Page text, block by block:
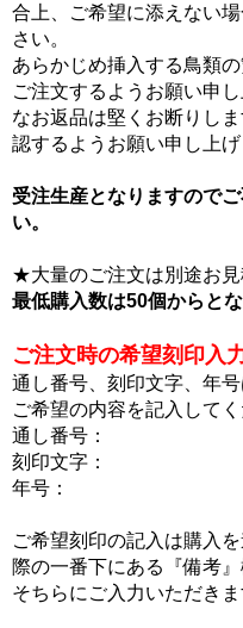
合上、ご希望に添えない
さい。
あらかじめ挿入する鳥類
ご注文するようお願い申し
なお返品は堅くお断りし
認するようお願い申し上げ
受注生産となりますので
い。
★大量のご注文は別途お見
最低購入数は50個からとな
ご注文時の希望刻印入
通し番号、刻印文字、年
ご希望の内容を記入してく
通し番号：
刻印文字：
年号：
ご希望刻印の記入は購入
際の一番下にある『備考』
そちらにご入力いただき